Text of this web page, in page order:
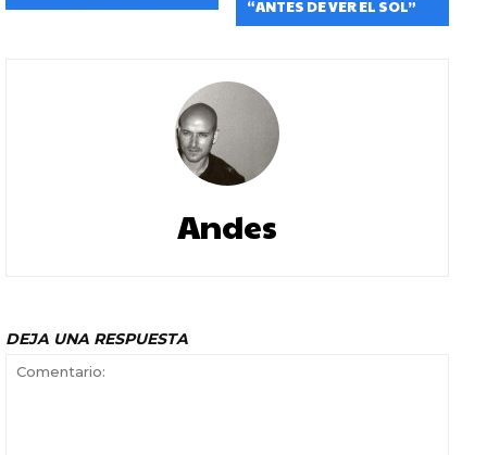
“ANTES DE VER EL SOL”
Andes
DEJA UNA RESPUESTA